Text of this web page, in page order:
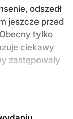
odszedł
jeszcze przed
tylko
ciekawy
zastępowały